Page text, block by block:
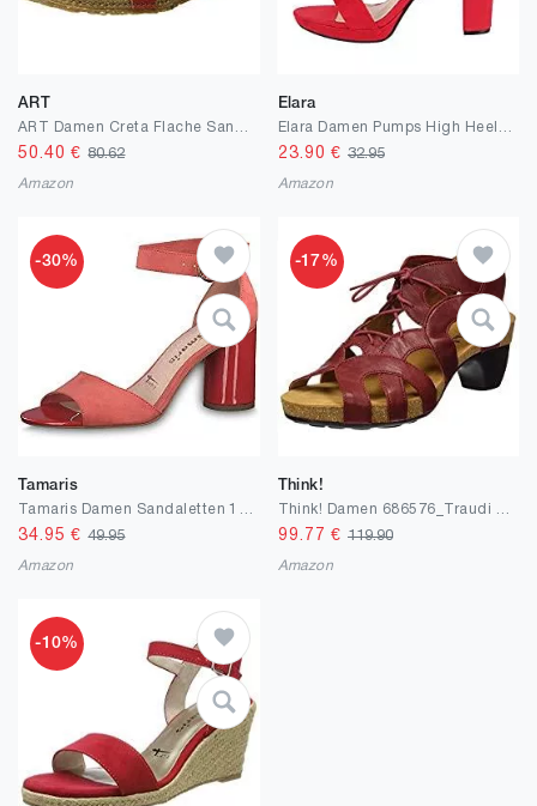
ART
50.40 €80.62
Amazon
Elara
23.90 € 32.95
Amazon
-30%
Tamaris
34.95 €49.95
Amazon
-17%
Think!
99.77 € 119.90
Amazon
-10%